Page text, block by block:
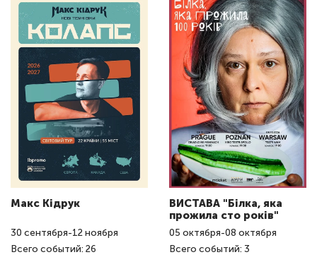
Макс Кідрук
30 сентября-12ноября
Всего событий: 26
ВИСТАВА "Білка, яка
прожила сто років"
05 октября-08 октября
Всего событий: 3